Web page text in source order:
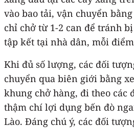
vào bao tải, vận chuyển
chỉ chở từ 1-2 can để tránh
tập kết tại nhà dân, mỗi
Khi đủ số lượng, các đối
chuyển qua biên giới bằng
khung chở hàng, đi theo các
thậm chí lợi dụng bến đò
Lào. Đáng chú ý, các đối